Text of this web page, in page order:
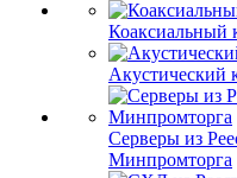
Коаксиальный
Акустический
Серверы из
Минпромторга